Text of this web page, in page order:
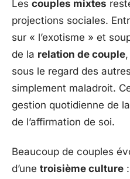
Les couples mixtes
projections sociales.
sur « l’exotisme » et
de la relation de couple
sous le regard des
simplement maladroit.
gestion quotidienne de la
de l’affirmation de soi.
Beaucoup de couples
d’une troisième culture